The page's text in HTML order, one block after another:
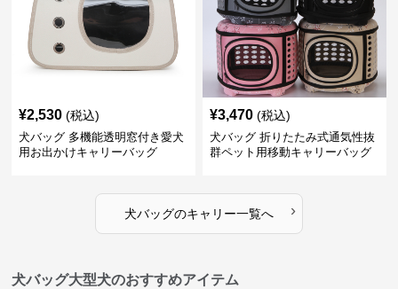
¥2,530 (税込)
犬バッグ 多機能透明窓付き愛犬
用お出かけキャリーバッグ
¥3,470 (税込)
犬バッグ 折りたたみ式通気性抜
群ペット用移動キャリーバッグ
犬バッグのキャリー一覧へ ›
犬バッグ大型犬のおすすめアイテム